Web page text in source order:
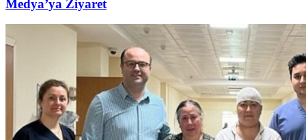
Medya’ya Ziyaret